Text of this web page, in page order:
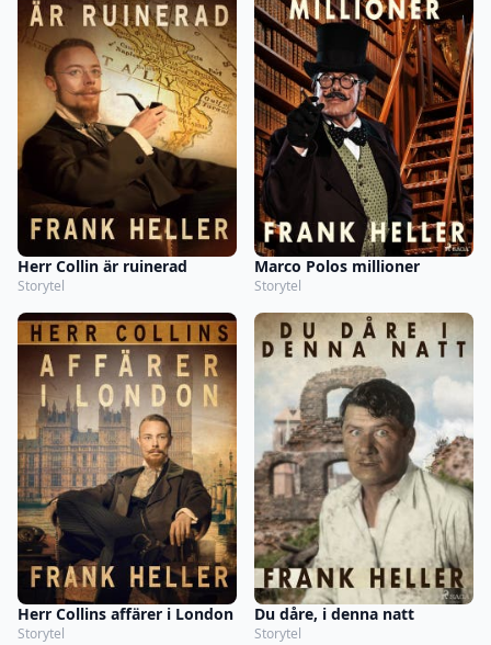
Herr Collin är ruinerad
Storytel
Marco Polos millioner
Storytel
Herr Collins affärer i London
Storytel
Du dåre, i denna natt
Storytel